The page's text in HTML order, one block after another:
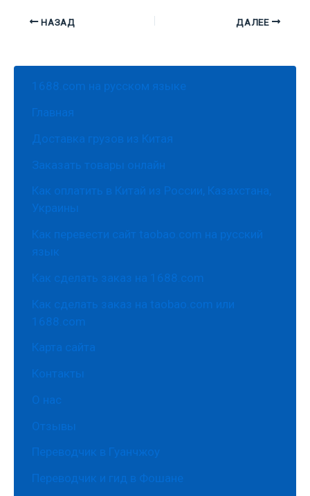
НАЗАД ДАЛЕЕ
1688.com на русском языке
Главная
Доставка грузов из Китая
Заказать товары онлайн
Как оплатить в Китай из России, Казахстана,
Украины
Как перевести сайт taobao.com на русский
язык
Как сделать заказ на 1688.com
Как сделать заказ на taobao.com или
1688.com
Карта сайта
Контакты
О нас
Отзывы
Переводчик в Гуанчжоу
Переводчик и гид в Фошане